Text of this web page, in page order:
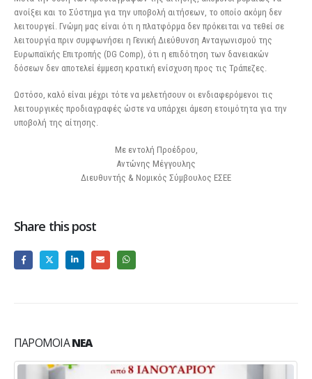
ανοίξει και το Σύστημα για την υποβολή αιτήσεων, το οποίο ακόμη δεν
λειτουργεί. Γνώμη μας είναι ότι η πλατφόρμα δεν πρόκειται να τεθεί σε
λειτουργία πριν συμφωνήσει η Γενική Διεύθυνση Ανταγωνισμού της
Ευρωπαϊκής Επιτροπής (DG Comp), ότι η επιδότηση των δανειακών
δόσεων δεν αποτελεί έμμεση κρατική ενίσχυση προς τις Τράπεζες.
Ωστόσο, καλό είναι μέχρι τότε να μελετήσουν οι ενδιαφερόμενοι τις
λειτουργικές προδιαγραφές ώστε να υπάρχει άμεση ετοιμότητα για την
υποβολή της αίτησης.
Με εντολή Προέδρου,
Αντώνης Μέγγουλης
Διευθυντής & Νομικός Σύμβουλος ΕΣΕΕ
Share this post
ΠΑΡΌΜΟΙΑΝΈΑ